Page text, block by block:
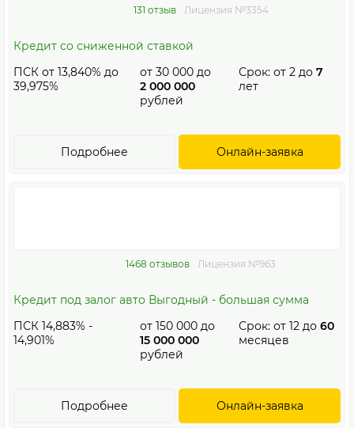
131 отзыв Лицензия №3354
Кредит со сниженной ставкой
ПСК от 13,840% до
39,975%
от 30 000 до
2 000 000
рублей
Срок: от 2до 7
лет
Онлайн-заявка
Подробнее
1468 отзывов Лицензия №963
Кредит под залог авто Выгодный - большая сумма
ПСК 14,883% -
14,901%
от 150 000 до
15 000 000
рублей
Срок: от 12до 60
месяцев
Онлайн-заявка
Подробнее